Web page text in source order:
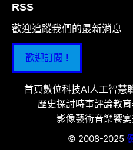
RSS
歡迎追蹤我們的最新消息
歡迎訂閱 !
首頁數位科技AI人工智慧
歷史探討時事評論教
影像藝術音樂饗宴
© 2008-2025